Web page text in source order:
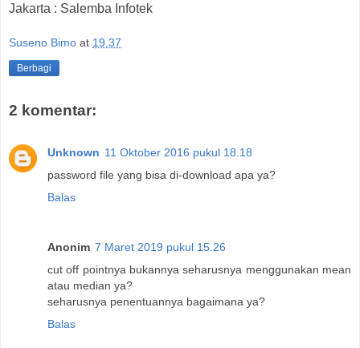
Jakarta : Salemba Infotek
Suseno Bimo at 19.37
Berbagi
2 komentar:
Unknown 11 Oktober 2016 pukul 18.18
password file yang bisa di-download apa ya?
Balas
Anonim 7 Maret 2019 pukul 15.26
cut off pointnya bukannya seharusnya menggunakan mean
atau median ya?
seharusnya penentuannya bagaimana ya?
Balas